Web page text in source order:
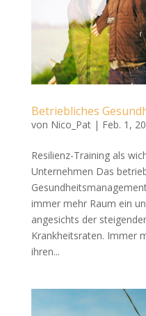
Betriebliches
von Nico_Pat| Feb. 1,
Resilienz-Training als
Unternehmen Das
immer mehr Raum ein
angesichts der
Krankheitsraten. Immer
ihren...